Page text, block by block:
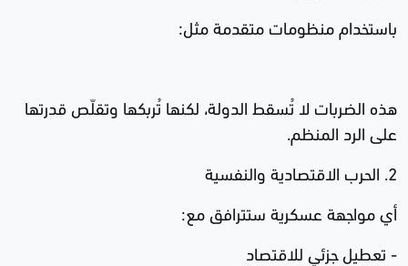
باستخدام منظومات متقدمة مثل:
هذه الضربات لا تُسقط الدولة، لكنها تُربكها وتقلّص قدرتها
على الرد المنظم.
2. الحرب الاقتصادية والنفسية
أي مواجهة عسكرية ستترافق مع:
- تعطيل جزئي للاقتصاد